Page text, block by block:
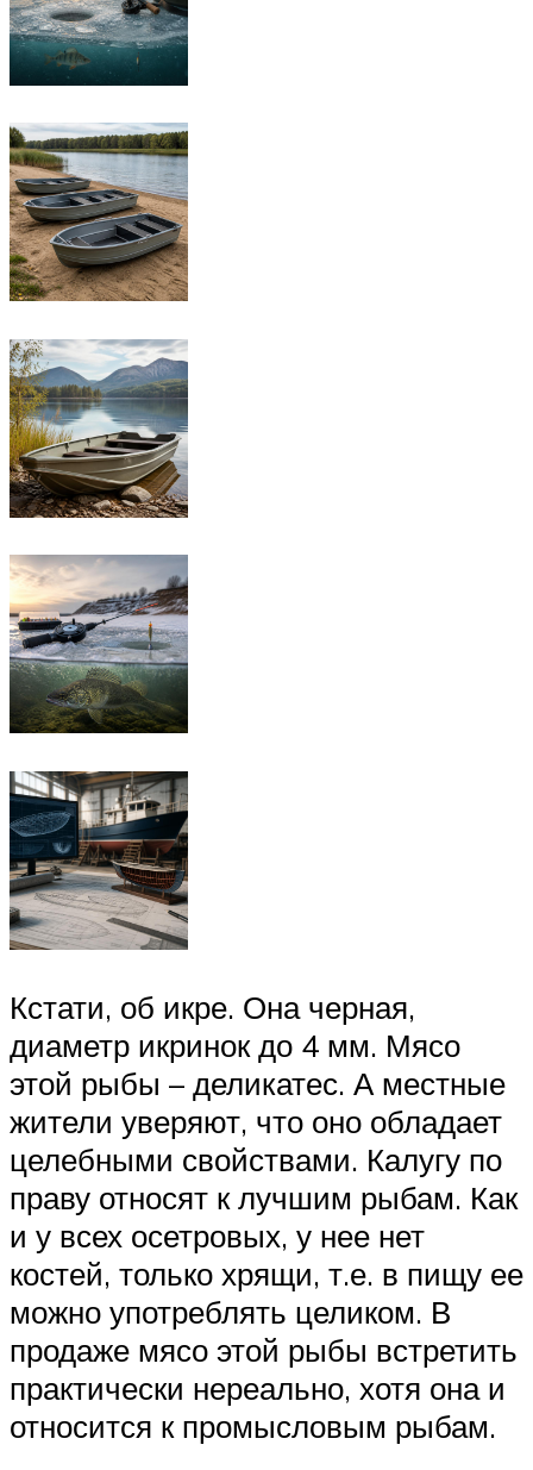
Кстати, об икре. Она черная,
диаметр икринок до 4 мм. Мясо
этой рыбы – деликатес. А местные
жители уверяют, что оно обладает
целебными свойствами. Калугу по
праву относят к лучшим рыбам. Как
и у всех осетровых, у нее нет
костей, только хрящи, т.е. в пищу ее
можно употреблять целиком. В
продаже мясо этой рыбы встретить
практически нереально, хотя она и
относится к промысловым рыбам.